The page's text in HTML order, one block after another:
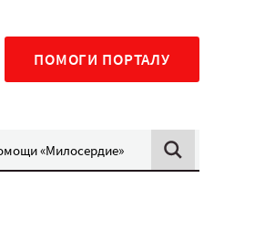
ПОМОГИ ПОРТАЛУ
«Милосердие»